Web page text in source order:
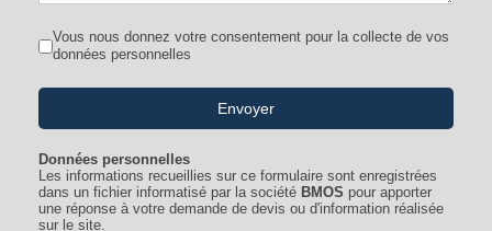
Vous nous donnez votre consentement pour la collecte de vos
données personnelles
Envoyer
Données personnelles
Les informations recueillies sur ce formulaire sont enregistrées
dans un fichier informatisé par la société BMOS pour apporter
une réponse à votre demande de devis ou d'information réalisée
sur le site.